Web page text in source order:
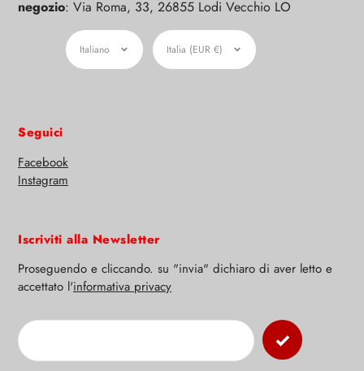
negozio: Via Roma, 33, 26855 Lodi Vecchio LO
Lingua
Italiano Moneta
Italia (EUR €)
Seguici
Facebook
Instagram
Iscriviti alla Newsletter
Proseguendo e cliccando. su "invia" dichiaro di aver letto e
accettato l'informativa privacy